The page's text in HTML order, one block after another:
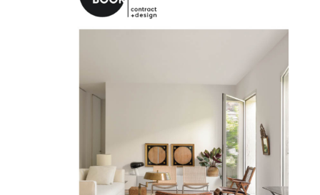
Vuoi sapere di più su questo
prodotto, scrivici
Scarica il catalogo e
lasciati stupire da un mondo
Imperfetto